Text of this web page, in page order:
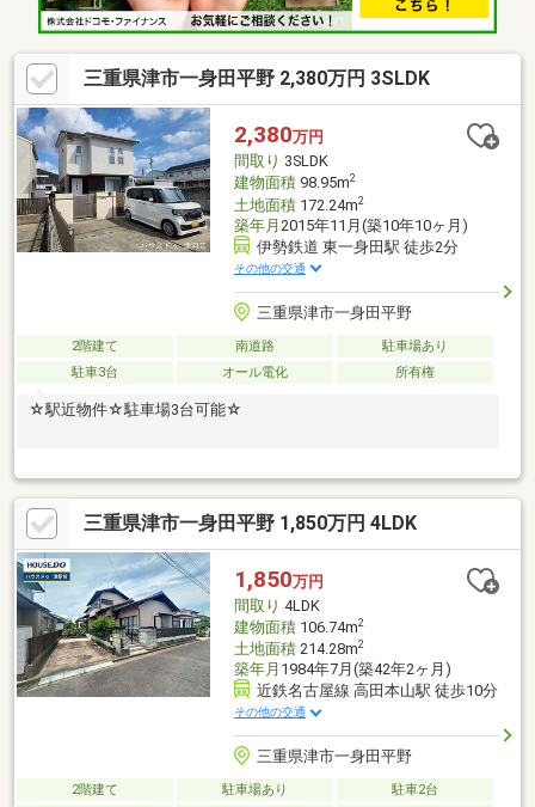
三重県津市一身田平野 2,380万円 3SLDK
2,380万円
間取り 3SLDK
建物面積98.95m2
土地面積172.24m2
築年月 2015年11月(築10年10ヶ月)
伊勢鉄道 東一身田駅 徒歩2分
その他の交通
三重県津市一身田平野
2階建て 南道路
駐車場あり
駐車3台
オール電化 所有権
☆駅近物件☆駐車場3台可能☆
三重県津市一身田平野 1,850万円 4LDK
1,850万円
間取り 4LDK
建物面積106.74m2
土地面積214.28m2
築年月 1984年7月(築42年2ヶ月)
近鉄名古屋線 高田本山駅 徒歩10分
その他の交通
三重県津市一身田平野
2階建て 駐車場あり
駐車2台